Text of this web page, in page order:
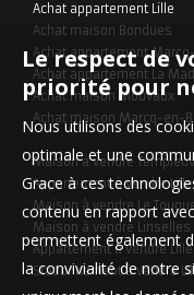
Achat appartement Lille
Achat maison Bondues
Achat appartement
Achat appartement La
Achat maison Mouvaux
Achat maison Marcq-en-
Maison à vendre
Appartement à vendre Lille
Maison à vendre Le
Maison à vendre Linselles
Appartement à vendre Lille
Stationnement à vendre
Le respect de
priorité pour
Nous utilisons des
optimale et une
Grace à ces
contenu en rapport
permettent également
la convivialité de notre